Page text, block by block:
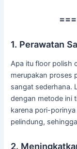
1. Perawatan
Apa itu floor polish
merupakan proses
sangat sederhana.
dengan metode ini
karena pori-
pelindung,
2.